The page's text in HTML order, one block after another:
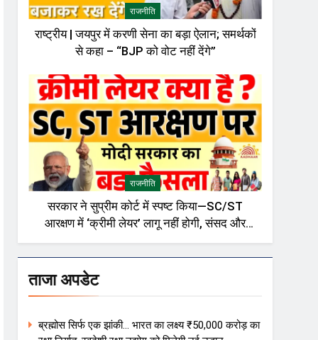
राजनीति
राष्ट्रीय | जयपुर में करणी सेना का बड़ा ऐलान; समर्थकों
से कहा – “BJP को वोट नहीं देंगे”
राजनीति
सरकार ने सुप्रीम कोर्ट में स्पष्ट किया—SC/ST
आरक्षण में ‘क्रीमी लेयर’ लागू नहीं होगी, संसद और
राजनीतिक गलियारों में बहस तेज़
ताजा अपडेट
ब्रह्मोस सिर्फ एक झांकी… भारत का लक्ष्य ₹50,000 करोड़ का